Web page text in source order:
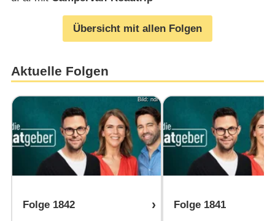
Übersicht mit allen Folgen
Aktuelle Folgen
Bild: ndr
Folge 1842 Folge 1841